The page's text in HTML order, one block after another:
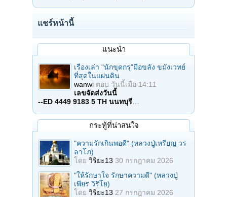
แชร์หน้านี้
แนะนำ
เรื่องเล่า "นักขุดกรุ"มือขลัง ขมังเวทย์
ที่สุดในแผ่นดิน
wanwi ตอบ วันนี้เมื่อ 14:11
เลขจัดส่งวันนี้
--ED 4449 9183 5 TH นนทบุรี
กระทู้ที่น่าสนใจ
"ความรักเกินพอดี" (หลวงปู่เหรียญ วร
ลาโภ)
โดย วิริยะ13 30 กรกฎาคม 2026
"ให้รักษาใจ รักษาความดี" (หลวงปู่
เพียร วิริโย)
โดย วิริยะ13 27 กรกฎาคม 2026